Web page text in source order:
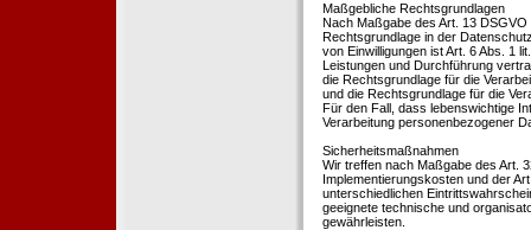
Maßgebliche Rechtsgrundlagen
Nach Maßgabe des Art. 13
Rechtsgrundlage in der
von Einwilligungen ist Art. 6 Abs. 1
Leistungen und Durchführung
die Rechtsgrundlage für die
und die Rechtsgrundlage für die
Für den Fall, dass lebenswichtige
Verarbeitung personenbezogener
Sicherheitsmaßnahmen
Wir treffen nach Maßgabe des Art.
Implementierungskosten und der
unterschiedlichen
geeignete technische und
gewährleisten.